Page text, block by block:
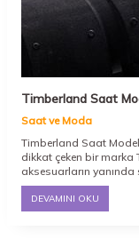
Timberland Saat
Saat ve Moda
Timberland Saat
dikkat çeken bir marka
aksesuarların
hem kadınlar, hem de
Ruhunuzu ve renkli
DEVAMINI OKU